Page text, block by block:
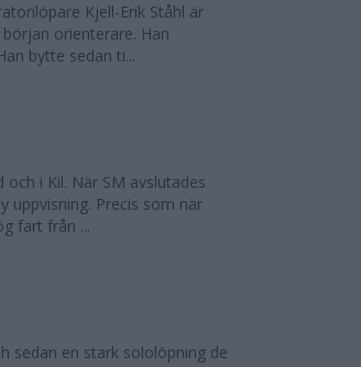
Kjell-Erik Ståhl är
orienterare. Han
bytte sedan ti...
i Kil. När SM avslutades
uppvisning. Precis som när
fart från ...
sedan en stark sololöpning de